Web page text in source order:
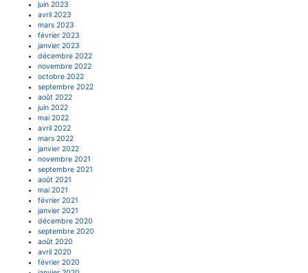
juin 2023
avril 2023
mars 2023
février 2023
janvier 2023
décembre 2022
novembre 2022
octobre 2022
septembre 2022
août 2022
juin 2022
mai 2022
avril 2022
mars 2022
janvier 2022
novembre 2021
septembre 2021
août 2021
mai 2021
février 2021
janvier 2021
décembre 2020
septembre 2020
août 2020
avril 2020
février 2020